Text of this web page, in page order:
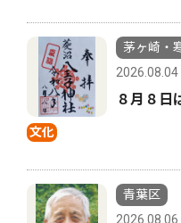
文化
茅ヶ崎・
2026.08.04
８月８日
青葉区
2026.08.06